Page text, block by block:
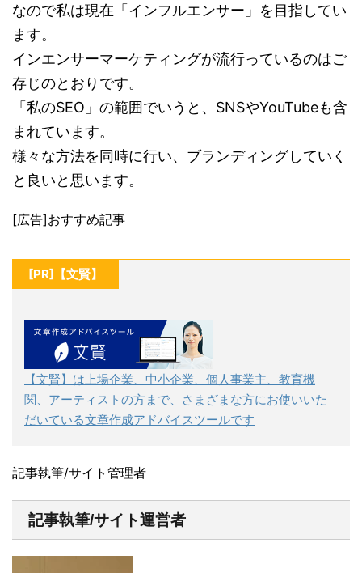
なので私は現在「インフルエンサー」を目指してい
ます。
インエンサーマーケティングが流行っているのはご
存じのとおりです。
「私のSEO」の範囲でいうと、SNSやYouTubeも含
まれています。
様々な方法を同時に行い、ブランディングしていく
と良いと思います。
[広告]おすすめ記事
[PR]【文賢】
【文賢】は上場企業、中小企業、個人事業主、教育機
関、アーティストの方まで、さまざまな方にお使いいた
だいている文章作成アドバイスツールです
記事執筆/サイト管理者
記事執筆/サイト運営者